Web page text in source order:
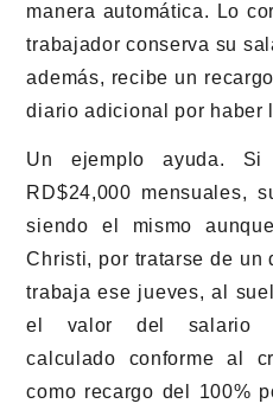
manera automática. Lo
trabajador conserva su
además, recibe un
diario adicional por haber
Un ejemplo ayuda. Si
RD$24,000 mensuales,
siendo el mismo
Christi, por tratarse de un
trabaja ese jueves, al
el valor del salario
calculado conforme al
como recargo del 100%